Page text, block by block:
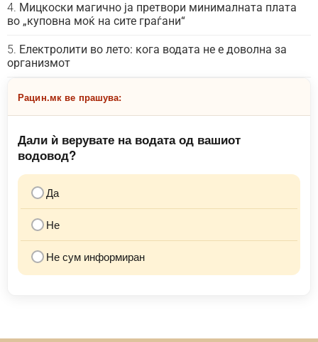
Мицкоски магично ја претвори минималната плата
во „куповна моќ на сите граѓани“
Електролити во лето: кога водата не е доволна за
организмот
Рацин.мк ве прашува:
Дали ѝ верувате на водата од вашиот
водовод?
Да
Не
Не сум информиран